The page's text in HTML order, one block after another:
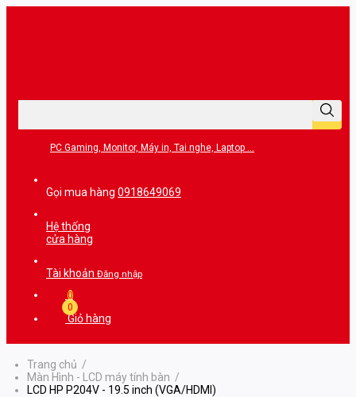
PC Gaming, Monitor, Máy in, Tai nghe, Laptop ...
Gọi mua hàng 0918649069
Hệ thống
cửa hàng
Tài khoản Đăng nhập
0
Giỏ hàng
0
Trang chủ /
Màn Hình - LCD máy tính bàn /
LCD HP P204V - 19.5 inch (VGA/HDMI)